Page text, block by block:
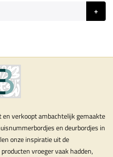
verkoopt ambachtelijk gemaakte
en deurbordjes in
onze inspiratie uit de
vroeger vaak hadden,